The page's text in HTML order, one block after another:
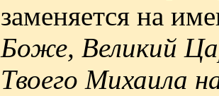
заменяется на
Боже, Великий
Твоего Михаила